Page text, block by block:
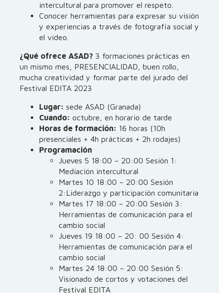
intercultural para promover el respeto.
Conocer herramientas para expresar su visión
y experiencias a través de fotografía social y
el video.
¿Qué ofrece ASAD? 3 formaciones prácticas en
un mismo mes, PRESENCIALIDAD, buen rollo,
mucha creatividad y formar parte del jurado del
Festival EDITA 2023
Lugar: sede ASAD (Granada)
Cuando: octubre, en horario de tarde
Horas de formación: 16 horas (10h
presenciales + 4h prácticas + 2h rodajes)
Programación
Jueves 5 18:00 – 20:00 Sesión 1:
Mediación intercultural
Martes 10 18:00 – 20:00 Sesión
2:Liderazgo y participación comunitaria
Martes 17 18:00 – 20:00 Sesión 3:
Herramientas de comunicación para el
cambio social
Jueves 19 18:00 – 20: 00 Sesión 4:
Herramientas de comunicación para el
cambio social
Martes 24 18:00 – 20:00 Sesión 5:
Visionado de cortos y votaciones del
Festival EDITA